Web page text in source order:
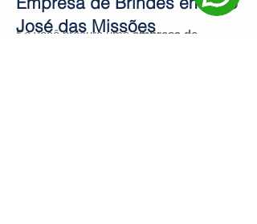
Se você procura umaempresa de
José das Missões